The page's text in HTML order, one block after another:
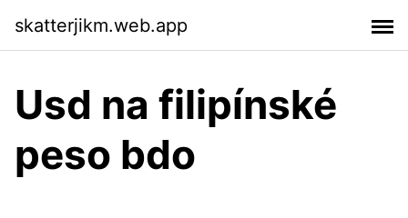
skatterjikm.web.app
Usd na filipínské
peso bdo